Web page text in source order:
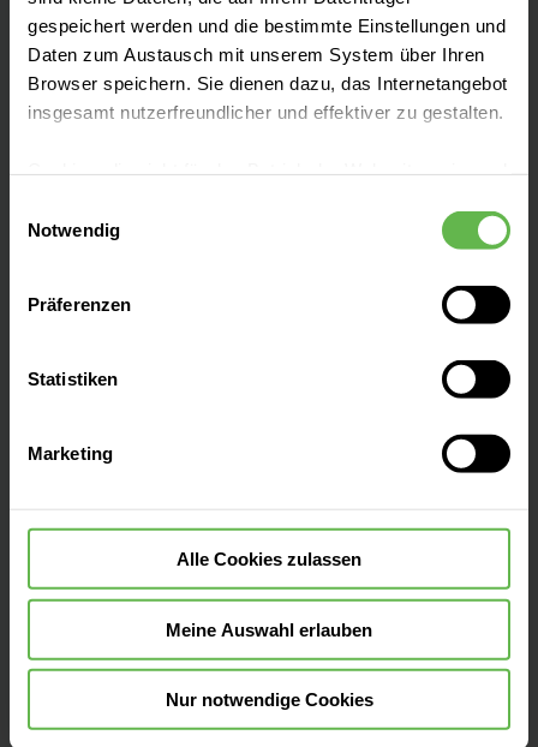
gespeichert werden und die bestimmte Einstellungen und
Daten zum Austausch mit unserem System über Ihren
Browser speichern. Sie dienen dazu, das Internetangebot
insgesamt nutzerfreundlicher und effektiver zu gestalten.
eingesetzt werden.
Es steht Ihnen frei, unsere Seite mit nur den notwendigen
Cookies zu benutzen, eine individuelle Auswahl
oder durch Auswahl von „Alle Cookies akzeptieren“ in die
widerrufen.
Notwendig
Präferenzen
Statistiken
Marketing
Alle Cookies zulassen
Meine Auswahl erlauben
Nur notwendige Cookies
Fachbereiche
Ansprechpartner
Zuzahlung & Kosten